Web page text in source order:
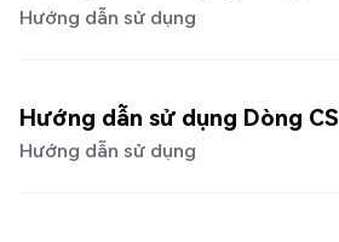
Hướng dẫn sử dụng
Hướng dẫn sử dụng Dòng CS
Hướng dẫn sử dụng